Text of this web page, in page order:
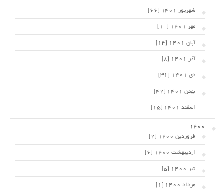
شهریور 1401 [66]
مهر 1401 [11]
آبان 1401 [13]
آذر 1401 [8]
دی 1401 [31]
بهمن 1401 [42]
اسفند 1401 [15]
1400
فروردین 1400 [2]
اردیبهشت 1400 [6]
تیر 1400 [5]
مرداد 1400 [1]